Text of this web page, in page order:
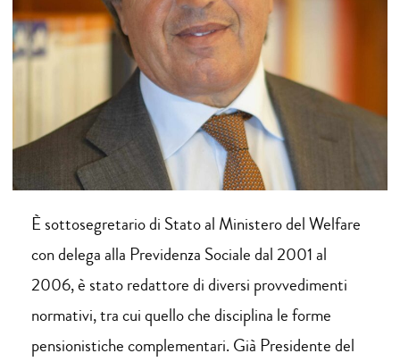
È sottosegretario di Stato al Ministero del Welfare
con delega alla Previdenza Sociale dal 2001 al
2006, è stato redattore di diversi provvedimenti
normativi, tra cui quello che disciplina le forme
pensionistiche complementari. Già Presidente del